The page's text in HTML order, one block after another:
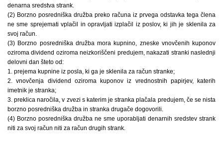
denarna sredstva strank.
(2) Borzno posredniška družba preko računa iz prvega odstavka tega člena
ne sme sprejemati vplačil in opravljati izplačil iz poslov, ki jih je sklenila za
svoj račun.
(3) Borzno posredniška družba mora kupnino, zneske vnovčenih kuponov
oziroma dividend oziroma neizkoriščeni predujem, nakazati stranki naslednji
delovni dan šteto od:
1. prejema kupnine iz posla, ki ga je sklenila za račun stranke;
2. vnovčenja dividend oziroma kuponov iz vrednostnih papirjev, katerih
imetnik je stranka;
3. preklica naročila, v zvezi s katerim je stranka plačala predujem, če se nista
borzno posredniška družba in stranka drugače dogovorili.
(4) Borzno posredniška družba ne sme uporabljati denarnih sredstev strank
niti za svoj račun niti za račun drugih strank.